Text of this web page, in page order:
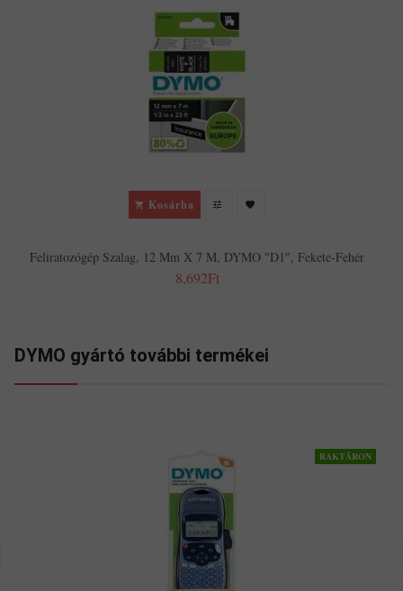
Kosárba
Feliratozógép Szalag, 12 Mm X 7 M, DYMO "D1", Fekete-Fehér
8,692Ft
DYMO gyártó további termékei
RAKTÁRON